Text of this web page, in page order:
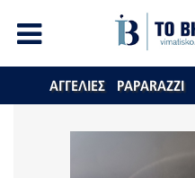
ΑΓΓΕΛΙΕΣ PAPARAZZI